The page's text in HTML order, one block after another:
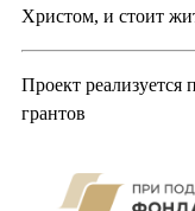
Христом, и стоит
Проект
грантов